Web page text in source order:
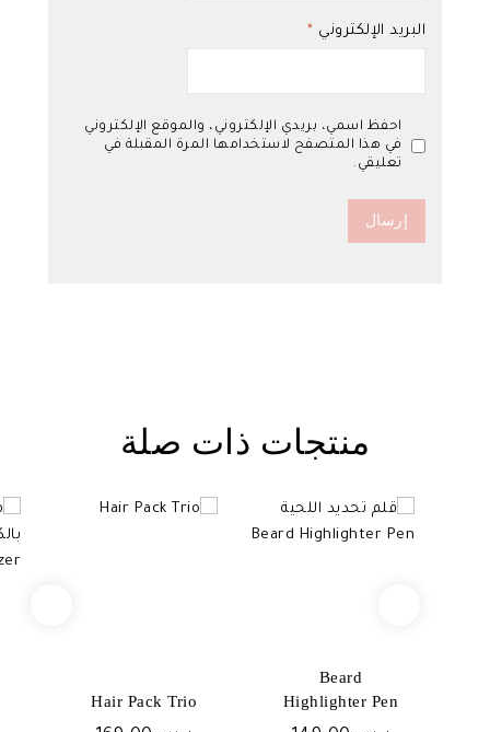
البريد الإلكتروني *
احفظ اسمي، بريدي الإلكتروني، والموقع الإلكتروني
في هذا المتصفح لاستخدامها المرة المقبلة في
تعليقي.
منتجات ذات صلة
Beard
Highlighter Pen
Hair Pack Trio